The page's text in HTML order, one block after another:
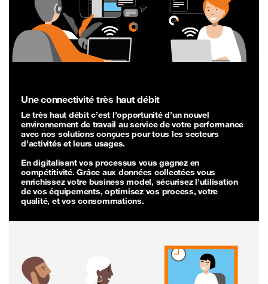
Une connectivité très haut débit
Le très haut débit c’est l’opportunité d’un nouvel
environnement de travail au service de votre performance
avec nos solutions conçues pour tous les secteurs
d’activités et leurs usages.
En digitalisant vos processus vous gagnez en
compétitivité. Grâce aux données collectées vous
enrichissez votre business model, sécurisez l’utilisation
de vos équipements, optimisez vos process, votre
qualité, et vos consommations.